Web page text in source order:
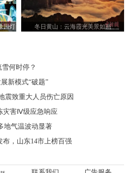
园灯
冬日黄山：云海霞光美景如画
何时停？
新模式“破题”
震致重大人员伤亡原因
灾害Ⅳ级应急响应
地气温波动显著
，山东14市上榜百强